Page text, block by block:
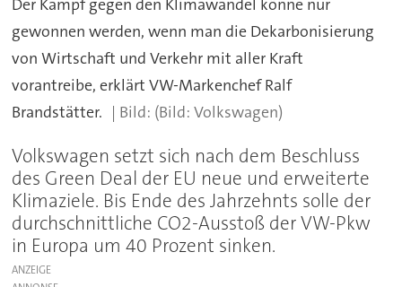
gewonnen werden, wenn man die Dekarbonisierung
von Wirtschaft und Verkehr mit aller Kraft
vorantreibe, erklärt VW-Markenchef Ralf
Brandstätter.
(Bild: Volkswagen)
Volkswagen setzt sich nach dem Beschluss
des Green Deal der EU neue und erweiterte
Klimaziele. Bis Ende des Jahrzehnts solle der
durchschnittliche CO2-Ausstoß der VW-Pkw
in Europa um 40 Prozent sinken.
ANZEIGE